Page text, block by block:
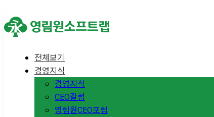
전체보기
경영지식
경영지식
CEO칼럼
영림원CEO포럼